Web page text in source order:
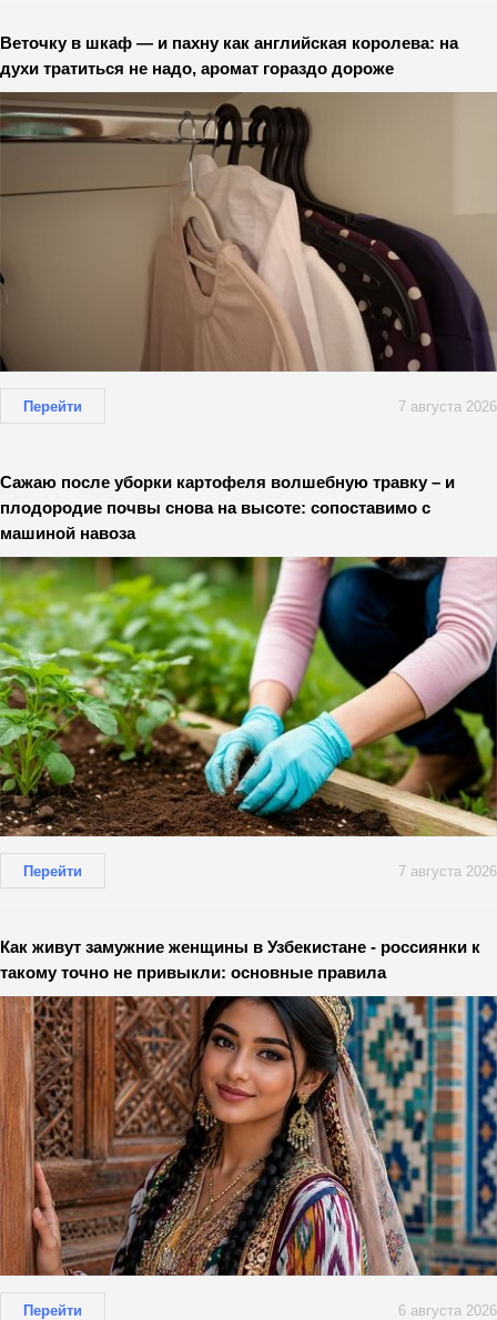
Веточку в шкаф — и пахну как английская королева: на
духи тратиться не надо, аромат гораздо дороже
Перейти 7 августа 2026
Сажаю после уборки картофеля волшебную травку – и
плодородие почвы снова на высоте: сопоставимо с
машиной навоза
Перейти 7 августа 2026
Как живут замужние женщины в Узбекистане - россиянки к
такому точно не привыкли: основные правила
Перейти 6 августа 2026